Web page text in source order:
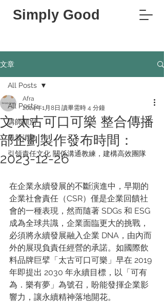
Simply Good
文章
All Posts
講師類別
最新消息
引領責任文化 關係溝通教練，建構高效團隊
All Posts
文 太古可口可樂 整合傳播
部企劃製作發布時間：
2023-12-26
Afra
2024年1月8日 讀畢需時 4 分鐘
在企業永續發展的不斷演進中，早期的
企業社會責任（CSR）僅是企業回饋社
會的一種表現，然而隨著 SDGs 和 ESG
成為全球共識，企業面臨更大的挑戰，
必須將永續發展融入企業 DNA，由內而
外的展現負責任經營的承諾。如國際飲
料品牌巨擘「太古可口可樂」早在 2019
年即提出 2030 年永續目標，以「可有
為．樂有夢」為號召，盼能發揮企業影
響力，讓永續精神落地開花。